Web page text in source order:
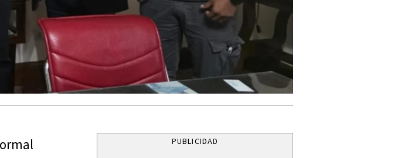
PUBLICIDAD